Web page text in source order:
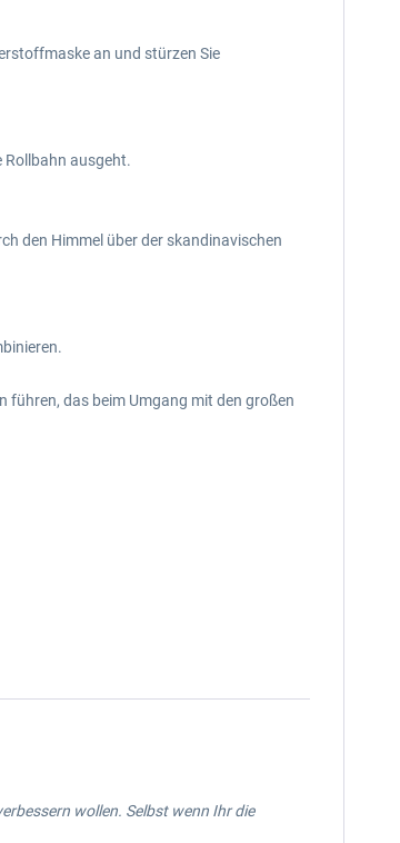
an und stürzen Sie
Rollbahn ausgeht.
den Himmel über der skandinavischen
führen, das beim Umgang mit den großen
wollen. Selbst wenn Ihr die